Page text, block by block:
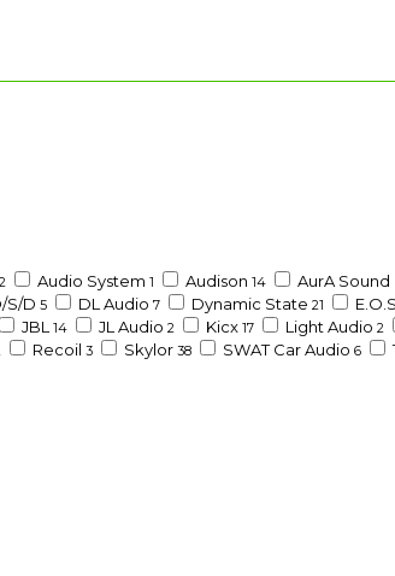
2 Audio System 1 Audison 14 AurA
S/D 5 DL Audio 7 Dynamic State 21 E.O.S.
JBL 14 JL Audio 2 Kicx 17 Light Audio 2
Recoil 3 Skylor 38 SWAT Car Audio 6